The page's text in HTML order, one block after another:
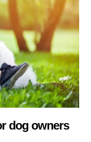
dog owners